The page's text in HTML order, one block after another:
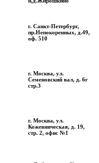
г. Санкт-Петербург,
пр.Непокоренных, д.49,
оф. 510
г. Москва, ул.
Семеновский вал, д. 6г
стр.3
г. Москва, ул.
Кожевническая, д. 19,
стр. 2, офис №1